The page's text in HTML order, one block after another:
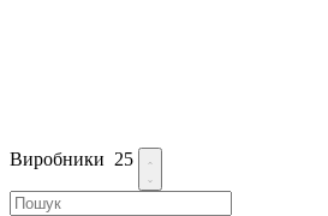
Виробники 25